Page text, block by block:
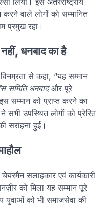
करने वाले लोगों को सम्मानित
प्रमुख रहा।
धनबाद का है
से कहा, “यह सम्मान
समिति धनबादऔर पूरे
सम्मान को प्राप्त करने का
सभी उपस्थित लोगों को प्रेरित
सराहना हुई।
सलाहकार एवं कार्यकारी
को मिला यह सम्मान पूरे
युवाओं को भी समाजसेवा की